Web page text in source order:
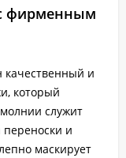
фирменным
качественный и
который
служит
переноски и
маскирует